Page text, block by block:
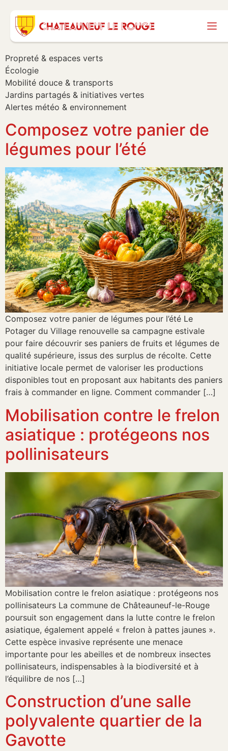
Propreté & espaces verts
Écologie
Mobilité douce & transports
Jardins partagés & initiatives vertes
Alertes météo & environnement
Composez votre panier de
légumes pour l’été
Composez votre panier de légumes pour l’été Le
Potager du Village renouvelle sa campagne estivale
pour faire découvrir ses paniers de fruits et légumes de
qualité supérieure, issus des surplus de récolte. Cette
initiative locale permet de valoriser les productions
disponibles tout en proposant aux habitants des paniers
frais à commander en ligne. Comment commander […]
Mobilisation contre le frelon
asiatique : protégeons nos
pollinisateurs
Mobilisation contre le frelon asiatique : protégeons nos
pollinisateurs La commune de Châteauneuf-le-Rouge
poursuit son engagement dans la lutte contre le frelon
asiatique, également appelé « frelon à pattes jaunes ».
Cette espèce invasive représente une menace
importante pour les abeilles et de nombreux insectes
pollinisateurs, indispensables à la biodiversité et à
l’équilibre de nos […]
Construction d’une salle
polyvalente quartier de la
Gavotte